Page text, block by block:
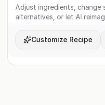
Adjust ingredients, change
alternatives, or let AI
Customize Recipe